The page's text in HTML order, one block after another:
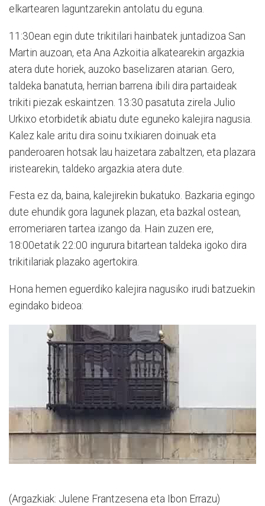
elkartearen laguntzarekin antolatu du eguna.
11:30ean egin dute trikitilari hainbatek juntadizoa San
Martin auzoan, eta Ana Azkoitia alkatearekin argazkia
atera dute horiek, auzoko baselizaren atarian. Gero,
taldeka banatuta, herrian barrena ibili dira partaideak
trikiti piezak eskaintzen. 13:30 pasatuta zirela Julio
Urkixo etorbidetik abiatu dute eguneko kalejira nagusia.
Kalez kale aritu dira soinu txikiaren doinuak eta
panderoaren hotsak lau haizetara zabaltzen, eta plazara
iristearekin, taldeko argazkia atera dute.
Festa ez da, baina, kalejirekin bukatuko. Bazkaria egingo
dute ehundik gora lagunek plazan, eta bazkal ostean,
erromeriaren tartea izango da. Hain zuzen ere,
18:00etatik 22:00 ingurura bitartean taldeka igoko dira
trikitilariak plazako agertokira.
Hona hemen eguerdiko kalejira nagusiko irudi batzuekin
egindako bideoa:
(Argazkiak: Julene Frantzesena eta Ibon Errazu)